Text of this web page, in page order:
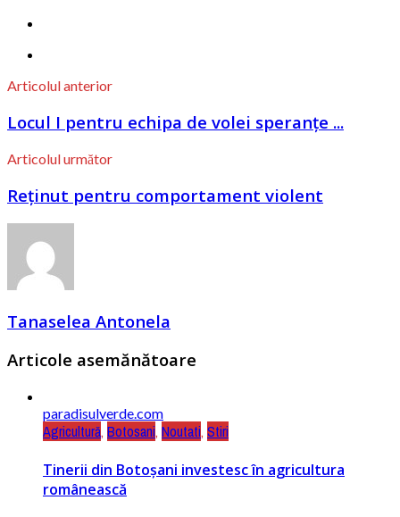
Articolul anterior
Locul I pentru echipa de volei speranțe ...
Articolul următor
Reținut pentru comportament violent
Tanaselea Antonela
Articole asemănătoare
paradisulverde.com
Agricultură, Botosani, Noutati, Stiri
Tinerii din Botoșani investesc în agricultura
românească